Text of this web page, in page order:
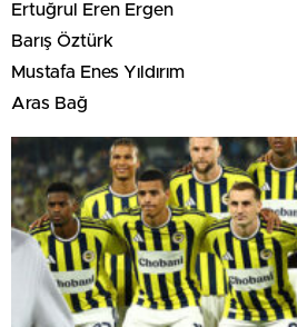
Ertuğrul Eren Ergen
Barış Öztürk
Mustafa Enes Yıldırım
Aras Bağ